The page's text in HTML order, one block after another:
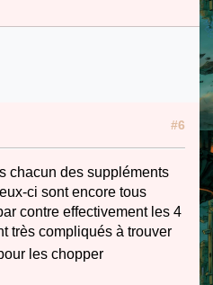
#6
chacun des suppléments
ci sont encore tous
contre effectivement les 4
très compliqués à trouver
les chopper